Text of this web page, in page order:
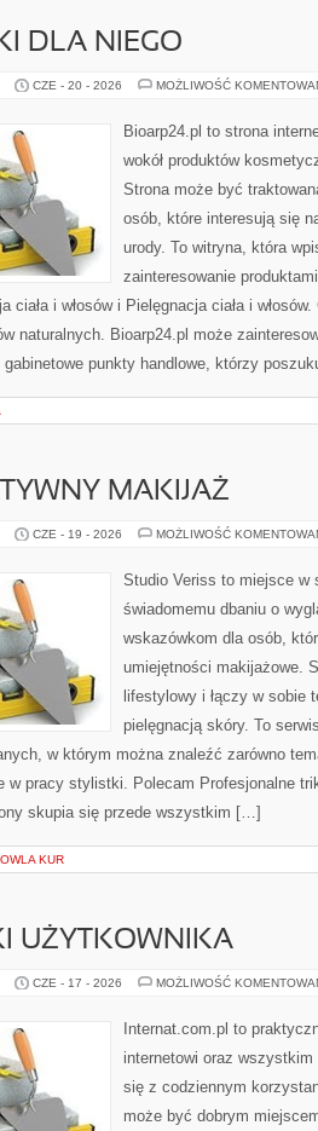
DLA NIEGO
CZE - 20 - 2026 MOŻLIWOŚĆ
Bioarp24.pl to strona
wokół produktów
Strona może być
osób, które interesują się
urody. To witryna, która
zainteresowanie
ciała i włosów i Pielęgnacja ciała i
naturalnych. Bioarp24.pl może
gabinetowe punkty handlowe, którzy
MAKIJAŻ
CZE - 19 - 2026 MOŻLIWOŚĆ
Studio Veriss to miejsce w
świadomemu dbaniu o
wskazówkom dla osób,
umiejętności makijażowe.
lifestylowy i łączy w sobie
pielęgnacją skóry. To
w którym można znaleźć zarówno
w pracy stylistki. Polecam Profesjonalne
skupia się przede wszystkim […]
KUR
UŻYTKOWNIKA
CZE - 17 - 2026 MOŻLIWOŚĆ
Internat.com.pl to
internetowi oraz
się z codziennym
może być dobrym